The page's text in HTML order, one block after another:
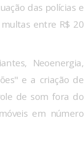
das polícias e
entre R$ 20
Neoenergia,
e a criação de
de som fora do
em número